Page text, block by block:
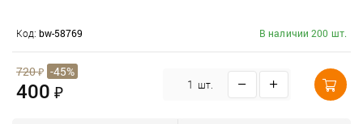
Код: bw-58769 В наличии 200 шт.
720₽ -45%
400 ₽ шт.